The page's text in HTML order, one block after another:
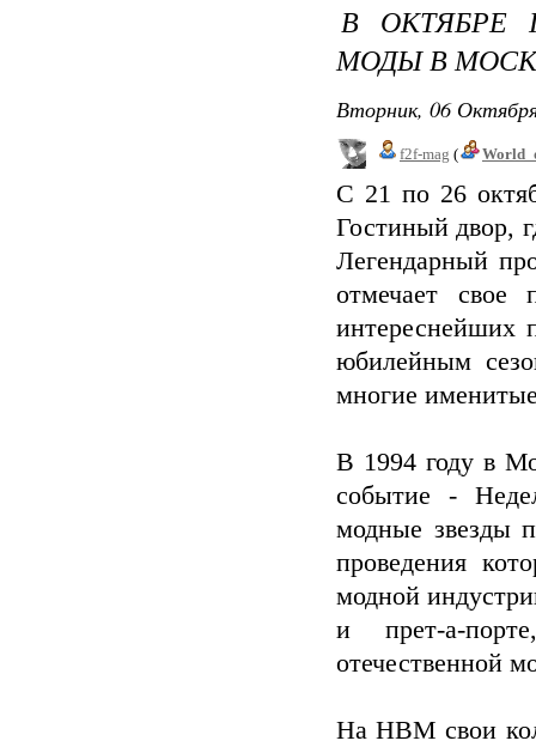
В ОКТЯБРЕ
МОДЫ В
Вторник, 06
f2f-mag (
С 21 по 26
Гостиный двор,
Легендарный
отмечает свое
интереснейших
юбилейным
многие
В 1994 году в
событие -
модные звезды
проведения
модной
и прет-а-
отечественной
На НВМ свои